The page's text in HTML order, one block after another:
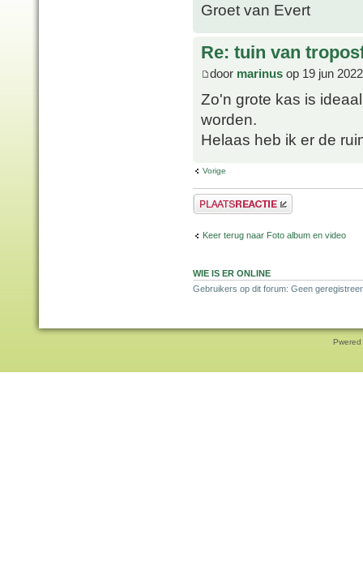
Groet van Evert
Re: tuin van
door marinus op 19 jun
Zo'n grote kas is
worden.
Helaas heb ik er de
Vorige
Plaats een reactie
Keer terug naar Foto album en video
WIE IS ER ONLINE
Gebruikers op dit forum: Geen